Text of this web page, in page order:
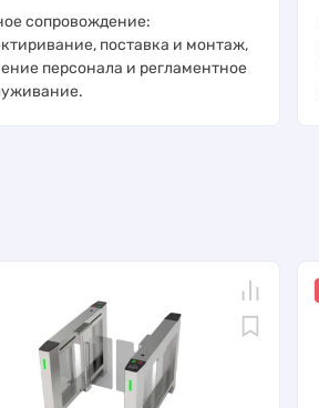
сопровождение:
поставка и монтаж,
персонала и регламентное